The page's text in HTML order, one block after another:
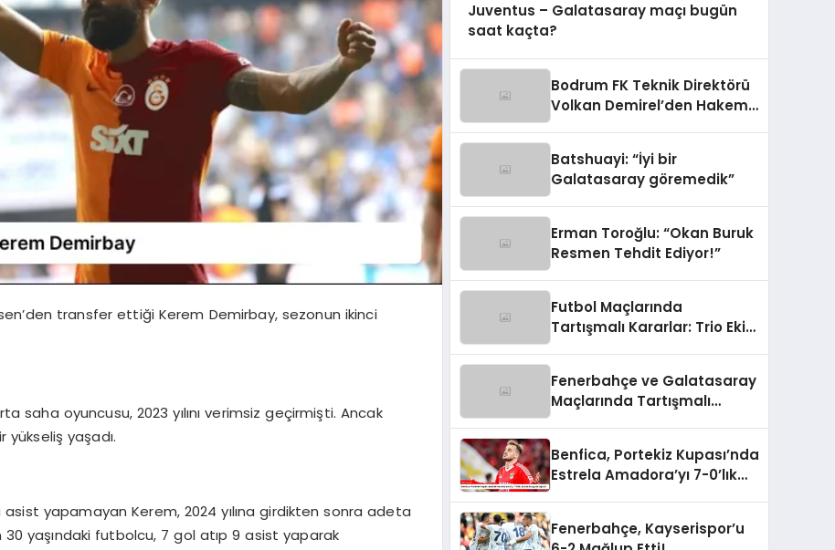
transfer ettiği Kerem Demirbay, sezonun ikinci
saha oyuncusu, 2023 yılını verimsiz geçirmişti. Ancak
yaşadı.
asist yapamayan Kerem, 2024 yılına girdikten sonra adeta
30 yaşındaki futbolcu, 7 gol atıp 9 asist yaparak
Juventus – Galatasaray maçı bugün
saat kaçta?
Bodrum FK Teknik Direktörü
Volkan Demirel’den Hakem
Batshuayi: “İyi bir
Galatasaray göremedik”
Erman Toroğlu: “Okan Buruk
Resmen Tehdit Ediyor!”
Futbol Maçlarında
Tartışmalı Kararlar: Trio Ekip
Fenerbahçe ve Galatasaray
Maçlarında Tartışmalı
Benfica, Portekiz Kupası’nda
Estrela Amadora’yı 7-0’lık
Fenerbahçe, Kayserispor’u